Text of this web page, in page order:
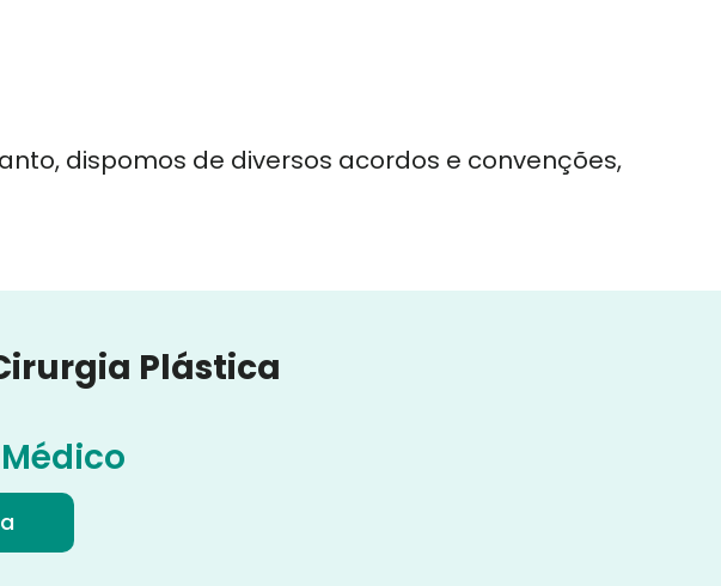
dispomos de diversos acordos e convenções,
Plástica